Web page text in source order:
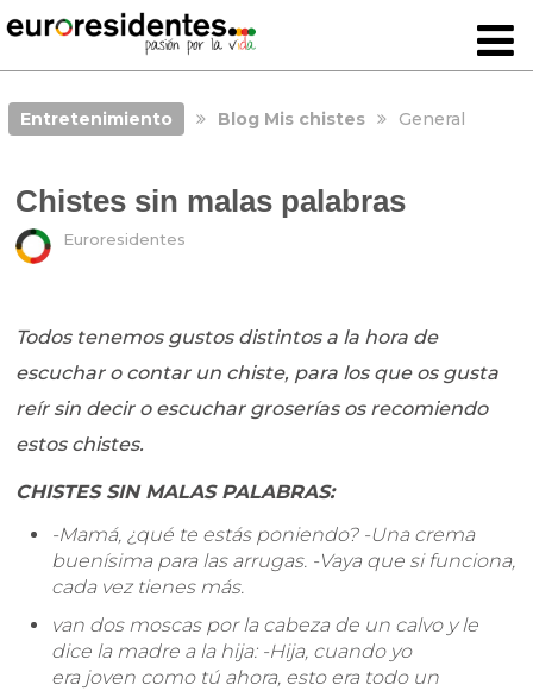
Entretenimiento Blog Mis chistes General
Chistes sin malas palabras
Euroresidentes
Todos tenemos gustos distintos a la hora de
escuchar o contar un chiste, para los que os gusta
reír sin decir o escuchar groserías os recomiendo
estos chistes.
CHISTES SIN MALAS PALABRAS:
-Mamá, ¿qué te estás poniendo? -Una crema
buenísima para las arrugas. -Vaya que si funciona,
cada vez tienes más.
van dos moscas por la cabeza de un calvo y le
dice la madre a la hija: -Hija, cuando yo
era joven como tú ahora, esto era todo un